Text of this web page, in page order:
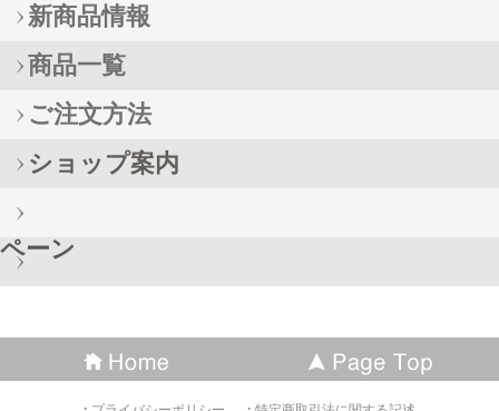
新商品情報
商品一覧
ご注文方法
ショップ案内
ペーン